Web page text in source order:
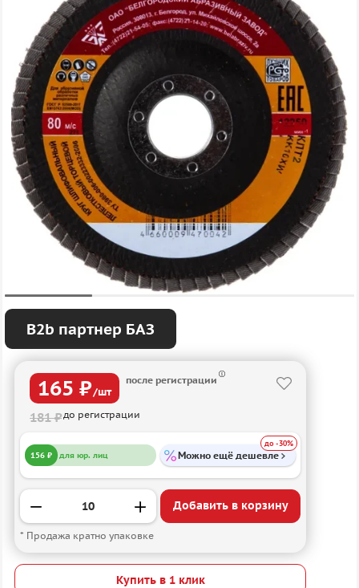
B2b партнер БАЗ
165 ₽/шт
после регистрации
181 ₽до регистрации
156 ₽ для юр. лиц Можно ещё дешевле
до -30%
Добавить в корзину
* Продажа кратно упаковке
Купить в 1 клик